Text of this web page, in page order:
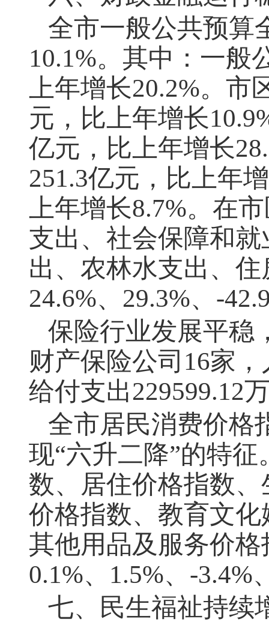
全市一般公共预算
10.1%。其中：一般
上年增长20.2%。市
元，比上年增长
亿元，比上年增长
251.3亿元，比上年
上年增长8.7%。在
支出、社会保障和
出、农林水支出、
24.6%、 29.3%、 -
保险行业发展平稳
财产保险公司 16家
给付支出229599.12
全市居民消费价格
现“六升二降”的特
数、居住价格指数
价格指数、教育文
其他用品及服务价
0.1%、 1.5%、 -3.4%
七、民生福祉持续